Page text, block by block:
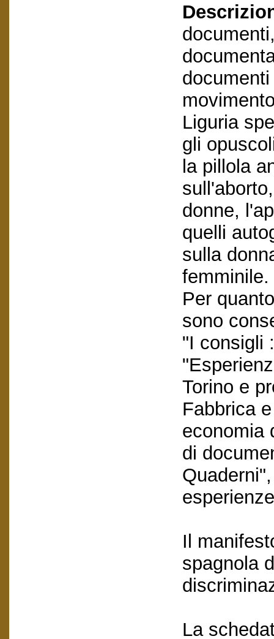
Liguria
gli
la pillola
donne,
quelli
sulla
femminile.
Per
sono
"I consigli
Torino e
Fabbrica
economia
di
Il
spagnola
La